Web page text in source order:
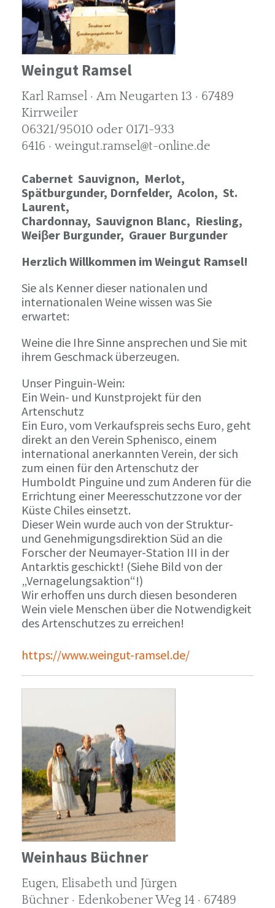
Weingut Ramsel
Karl Ramsel · Am Neugarten 13 · 67489
Kirrweiler
06321/95010 oder 0171-933
6416 · weingut.ramsel@t-online.de
Cabernet Sauvignon, Merlot,
Spätburgunder, Dornfelder, Acolon, St.
Laurent,
Chardonnay, Sauvignon Blanc, Riesling,
Weiβer Burgunder, Grauer Burgunder
Herzlich Willkommen im Weingut Ramsel!
Sie als Kenner dieser nationalen und
internationalen Weine wissen was Sie
erwartet:
Weine die Ihre Sinne ansprechen und Sie mit
ihrem Geschmack überzeugen.
Unser Pinguin-Wein:
Ein Wein- und Kunstprojekt für den
Artenschutz
Ein Euro, vom Verkaufspreis sechs Euro, geht
direkt an den Verein Sphenisco, einem
international anerkannten Verein, der sich
zum einen für den Artenschutz der
Humboldt Pinguine und zum Anderen für die
Errichtung einer Meeresschutzzone vor der
Küste Chiles einsetzt.
Dieser Wein wurde auch von der Struktur-
und Genehmigungsdirektion Süd an die
Forscher der Neumayer-Station III in der
Antarktis geschickt! (Siehe Bild von der
„Vernagelungsaktion“!)
Wir erhoffen uns durch diesen besonderen
Wein viele Menschen über die Notwendigkeit
des Artenschutzes zu erreichen!
https://www.weingut-ramsel.de/
Weinhaus Büchner
Eugen, Elisabeth und Jürgen
Büchner · Edenkobener Weg 14 · 67489